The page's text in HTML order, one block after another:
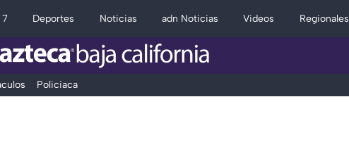
7 Deportes Noticias adn Noticias Videos Regionales
Policiaca